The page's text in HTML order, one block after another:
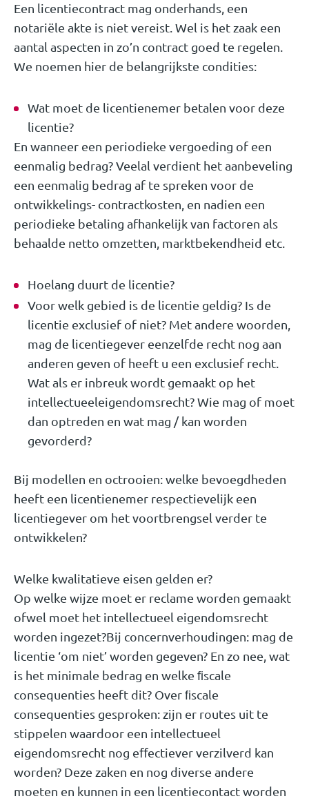
Een licentiecontract mag onderhands, een
notariële akte is niet vereist. Wel is het zaak een
aantal aspecten in zo’n contract goed te regelen.
We noemen hier de belangrijkste condities:
Wat moet de licentienemer betalen voor deze
licentie?
En wanneer een periodieke vergoeding of een
eenmalig bedrag? Veelal verdient het aanbeveling
een eenmalig bedrag af te spreken voor de
ontwikkelings- contractkosten en nadien een
periodieke betaling afhankelijk van factoren als
behaalde netto omzetten, marktbekendheid etc.
Hoelang duurt de licentie?
Voor welk gebied is de licentie geldig? Is de
licentie exclusief of niet? Met andere woorden,
mag de licentiegever eenzelfde recht nog aan
anderen geven of heeft u een exclusief recht.
Wat als er inbreuk wordt gemaakt op het
intellectueeleigendomsrecht? Wie mag of moet
dan optreden en wat mag / kan worden
gevorderd?
Bij modellen en octrooien: welke bevoegdheden
heeft een licentienemer respectievelijk een
licentiegever om het voortbrengsel verder te
ontwikkelen?
Welke kwalitatieve eisen gelden er?
Op welke wijze moet er reclame worden gemaakt
ofwel moet het intellectueel eigendomsrecht
worden ingezet?Bij concernverhoudingen: mag de
licentie ‘om niet’ worden gegeven? En zo nee, wat
is het minimale bedrag en welke ﬁscale
consequenties heeft dit? Overﬁscale
consequenties gesproken: zijn er routes uit te
stippelen waardoor een intellectueel
eigendomsrecht nog eﬀectiever verzilverd kan
worden? Deze zaken en nog diverse andere
moeten en kunnen in een licentiecontact worden